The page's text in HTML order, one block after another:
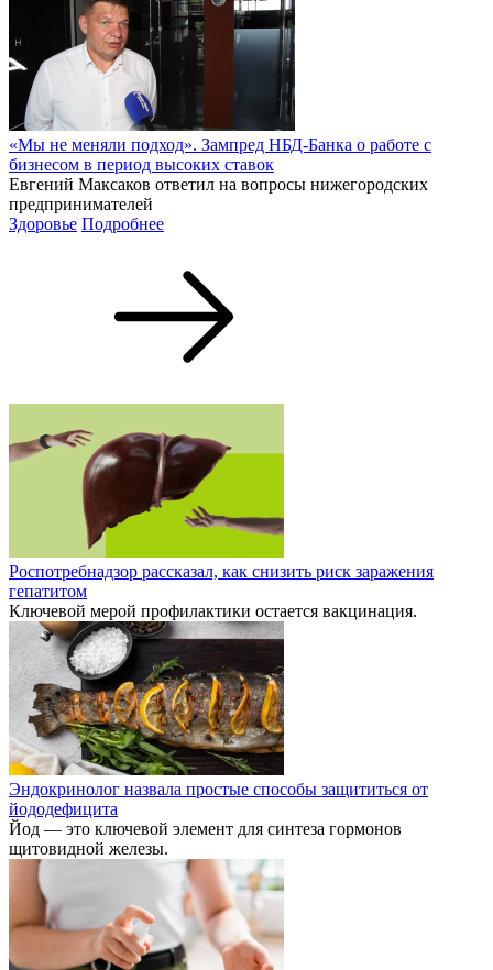
«Мы не меняли подход». Зампред НБД-Банка о работе с
бизнесом в период высоких ставок
Евгений Максаков ответил на вопросы нижегородских
предпринимателей
Здоровье Подробнее
Роспотребнадзор рассказал, как снизить риск заражения
гепатитом
Ключевой мерой профилактики остается вакцинация.
Эндокринолог назвала простые способы защититься от
йододефицита
Йод — это ключевой элемент для синтеза гормонов
щитовидной железы.